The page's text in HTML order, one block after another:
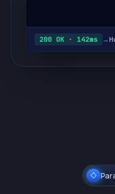
200 OK · 142ms →